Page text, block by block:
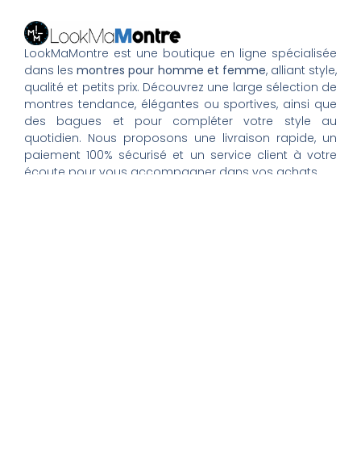
LookMaMontre est une boutique en ligne spécialisée
dans lesmontres pour homme et femme, alliant style,
qualité et petits prix. Découvrez une large sélection de
montres tendance, élégantes ou sportives, ainsi que
des bagues et pour compléter votre style au
quotidien. Nous proposons une livraison rapide, un
paiement 100% sécurisé et un service client à votre
écoute pour vous accompagner dans vos achats.